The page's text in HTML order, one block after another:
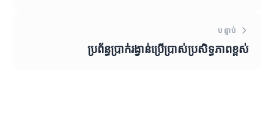
បន្ទាប់
ប្រព័ន្ធប្រាក់រង្វាន់ប្រើប្រាស់ប្រសិទ្ធភាពខ្ពស់